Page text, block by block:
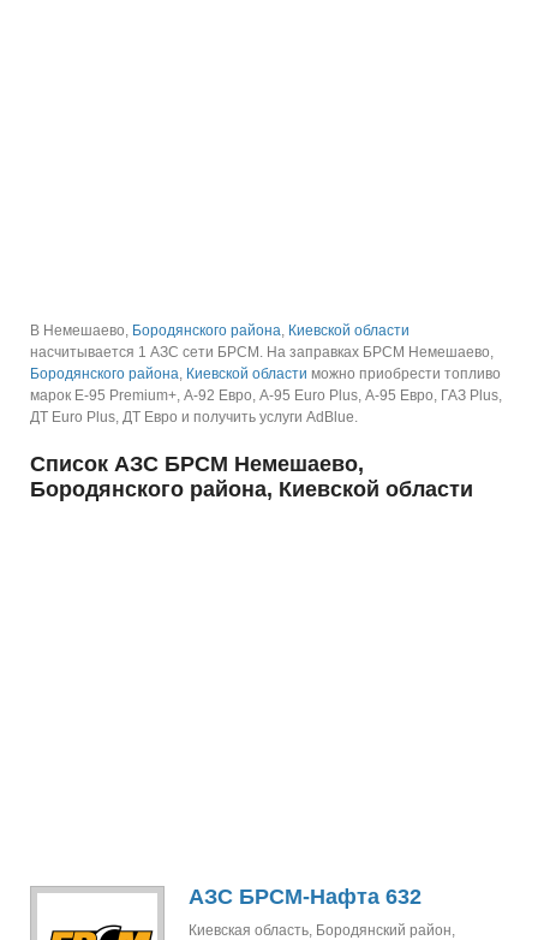
В Немешаево, Бородянского района, Киевской области
насчитывается 1 АЗС сети БРСМ. На заправках БРСМ Немешаево,
Бородянского района, Киевской области можно приобрести топливо
марок E-95 Premium+, А-92 Евро, А-95 Euro Plus, А-95 Евро, ГАЗ Plus,
ДТ Euro Plus, ДТ Евро и получить услуги AdBlue.
Список АЗС БРСМ Немешаево,
Бородянского района, Киевской области
АЗС БРСМ-Нафта 632
Киевская область, Бородянский район,